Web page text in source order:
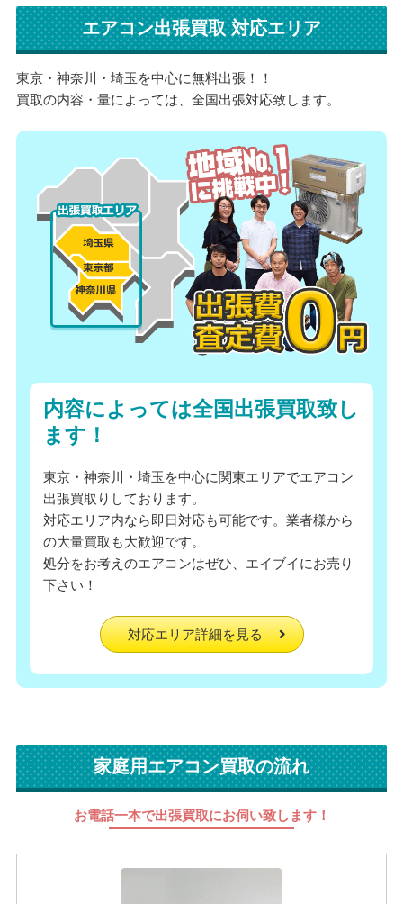
エアコン出張買取 対応エリア
東京・神奈川・埼玉を中心に無料出張！！
買取の内容・量によっては、全国出張対応致します。
内容によっては全国出張買取致し
ます！
東京・神奈川・埼玉を中心に関東エリアでエアコン
出張買取りしております。
対応エリア内なら即日対応も可能です。業者様から
の大量買取も大歓迎です。
処分をお考えのエアコンはぜひ、エイブイにお売り
下さい！
対応エリア詳細を見る
家庭用エアコン買取の流れ
お電話一本で出張買取にお伺い致します！